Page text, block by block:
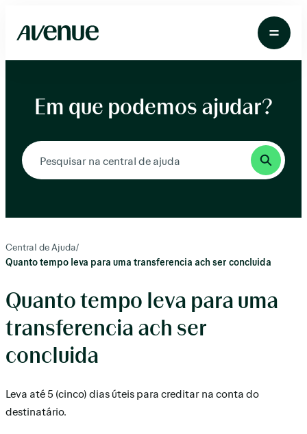
para
conteúdo
Em que podemos ajudar?
Central de Ajuda/
Quanto tempo leva para uma transferencia ach ser concluida
Quanto tempo leva para uma
transferencia ach ser
concluida
Leva até 5 (cinco) dias úteis para creditar na conta do
destinatário.